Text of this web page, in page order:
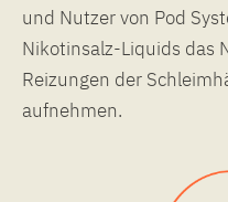
und Nutzer von Pod
Nikotinsalz-Liquids das
Reizungen der
aufnehmen.